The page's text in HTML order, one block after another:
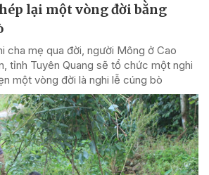
lại một vòng đời bằng
cha mẹ qua đời, người Mông ở Cao
tỉnh Tuyên Quang sẽ tổ chức một nghi
một vòng đời là nghi lễ cúng bò